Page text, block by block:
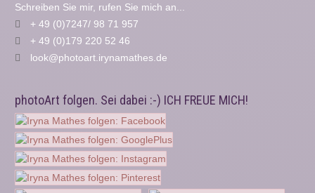
Schreiben Sie mir, rufen Sie mich an...
+ 49 (0)7247/ 98 71 957
+ 49 (0)179 220 52 46
look@photoart.irynamathes.de
photoArt folgen. Sei dabei :-) ICH FREUE MICH!